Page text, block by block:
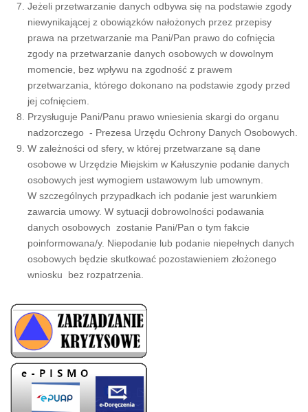
Jeżeli przetwarzanie danych odbywa się na podstawie zgody
niewynikającej z obowiązków nałożonych przez przepisy
prawa na przetwarzanie ma Pani/Pan prawo do cofnięcia
zgody na przetwarzanie danych osobowych w dowolnym
momencie, bez wpływu na zgodność z prawem
przetwarzania, którego dokonano na podstawie zgody przed
jej cofnięciem.
Przysługuje Pani/Panu prawo wniesienia skargi do organu
nadzorczego - Prezesa Urzędu Ochrony Danych Osobowych.
W zależności od sfery, w której przetwarzane są dane
osobowe w Urzędzie Miejskim w Kałuszynie podanie danych
osobowych jest wymogiem ustawowym lub umownym.
W szczególnych przypadkach ich podanie jest warunkiem
zawarcia umowy. W sytuacji dobrowolności podawania
danych osobowych zostanie Pani/Pan o tym fakcie
poinformowana/y. Niepodanie lub podanie niepełnych danych
osobowych będzie skutkować pozostawieniem złożonego
wniosku bez rozpatrzenia.